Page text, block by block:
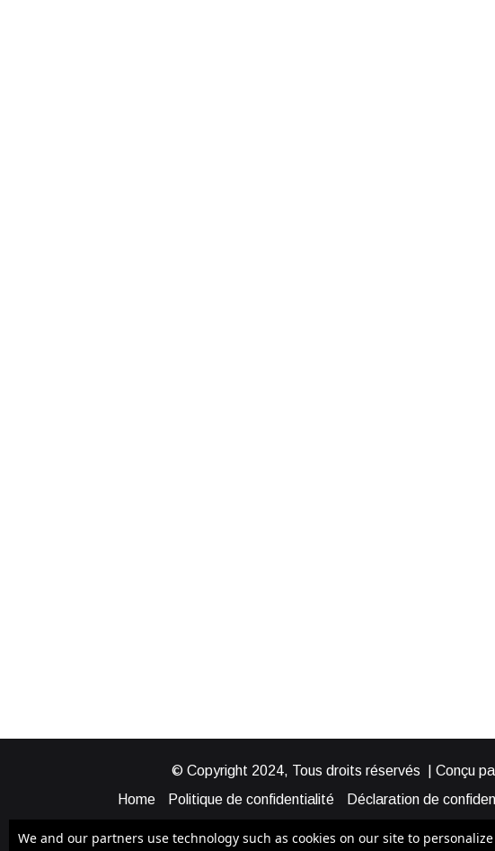
© Copyright 2024, Tous droits réservés | Conçu
Home
Politique de confidentialité Déclaration de
We and our partners use technology such as cookies on our site to